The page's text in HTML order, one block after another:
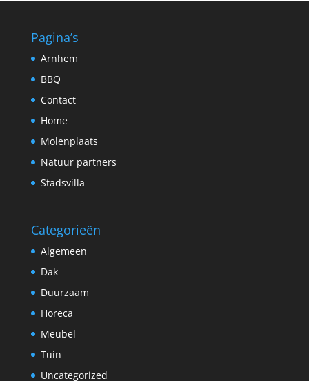
Pagina’s
Arnhem
BBQ
Contact
Home
Molenplaats
Natuur partners
Stadsvilla
Categorieën
Algemeen
Dak
Duurzaam
Horeca
Meubel
Tuin
Uncategorized